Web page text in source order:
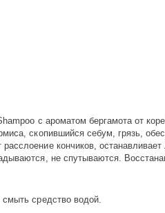
c ароматом бергамота от
скопившийся себум, грязь,
кончиков,
не спутываются.
средство водой.